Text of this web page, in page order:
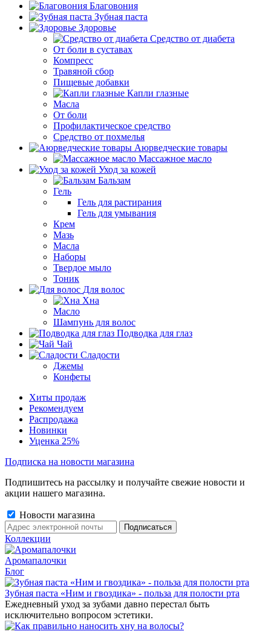
Благовония
Зубная паста
Здоровье
Средство от диабета
От боли в суставах
Компресс
Травяной сбор
Пищевые добавки
Капли глазные
Масла
От боли
Профилактическое средство
Средство от похмелья
Аюрведческие товары
Массажное масло
Уход за кожей
Бальзам
Гель
Гель для растирания
Гель для умывания
Крем
Мазь
Масла
Наборы
Твердое мыло
Тоник
Для волос
Хна
Масло
Шампунь для волос
Подводка для глаз
Чай
Сладости
Джемы
Конфеты
Хиты продаж
Рекомендуем
Распродажа
Новинки
Уценка 25%
Подписка на новости магазина
Подпишитесь на рассылку и получайте свежие новости и
акции нашего магазина.
Новости магазина
Коллекции
Аромапалочки
Блог
Зубная паста «Ним и гвоздика» - польза для полости рта
Ежедневный уход за зубами давно перестал быть
исключительно вопросом эстетики.